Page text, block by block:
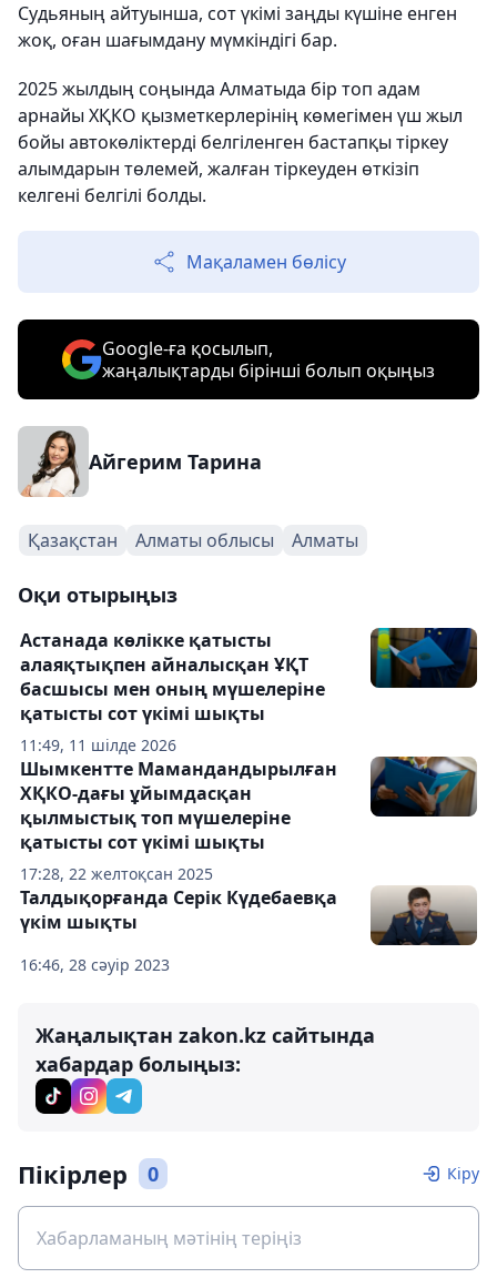
Судьяның айтуынша, сот үкімі заңды күшіне енген
жоқ, оған шағымдану мүмкіндігі бар.
2025 жылдың соңында Алматыда бір топ адам
арнайы ХҚКО қызметкерлерінің көмегімен үш жыл
бойы автокөліктерді белгіленген бастапқы тіркеу
алымдарын төлемей, жалған тіркеуден өткізіп
келгені белгілі болды.
Мақаламен бөлісу
Google-ға қосылып,
жаңалықтарды бірінші болып оқыңыз
Айгерим Тарина
Қазақстан Алматы облысы Алматы
Оқи отырыңыз
11:49, 11 шілде 2026
Астанада көлікке қатысты
алаяқтықпен айналысқан ҰҚТ
басшысы мен оның мүшелеріне
қатысты сот үкімі шықты
17:28, 22 желтоқсан 2025
Шымкентте Мамандандырылған
ХҚКО-дағы ұйымдасқан
қылмыстық топ мүшелеріне
қатысты сот үкімі шықты
16:46, 28 сәуір 2023
Талдықорғанда Серік Күдебаевқа
үкім шықты
Жаңалықтан zakon.kz сайтында
хабардар болыңыз:
Пікірлер 0 Кіру